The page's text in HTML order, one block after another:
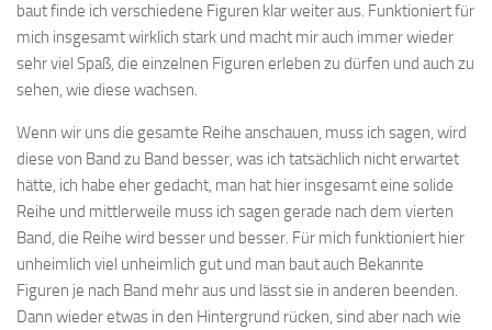
baut finde ich verschiedene Figuren klar weiter aus. Funktioniert für
mich insgesamt wirklich stark und macht mir auch immer wieder
sehr viel Spaß, die einzelnen Figuren erleben zu dürfen und auch zu
sehen, wie diese wachsen.
Wenn wir uns die gesamte Reihe anschauen, muss ich sagen, wird
diese von Band zu Band besser, was ich tatsächlich nicht erwartet
hätte, ich habe eher gedacht, man hat hier insgesamt eine solide
Reihe und mittlerweile muss ich sagen gerade nach dem vierten
Band, die Reihe wird besser und besser. Für mich funktioniert hier
unheimlich viel unheimlich gut und man baut auch Bekannte
Figuren je nach Band mehr aus und lässt sie in anderen beenden.
Dann wieder etwas in den Hintergrund rücken, sind aber nach wie